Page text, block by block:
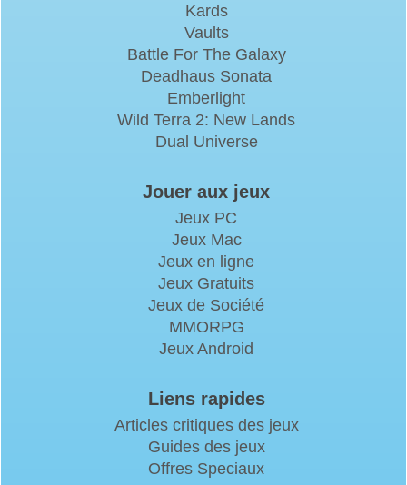
Kards
Vaults
Battle For The Galaxy
Deadhaus Sonata
Emberlight
Wild Terra 2: New Lands
Dual Universe
Jouer aux jeux
Jeux PC
Jeux Mac
Jeux en ligne
Jeux Gratuits
Jeux de Société
MMORPG
Jeux Android
Liens rapides
Articles critiques des jeux
Guides des jeux
Offres Speciaux